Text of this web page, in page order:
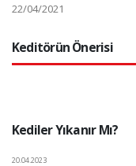
22/04/2021
Keditörün Önerisi
Kediler Yıkanır Mı?
20.04.2023